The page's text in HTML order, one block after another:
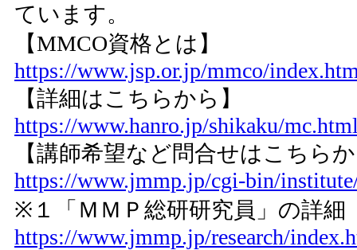
ています。
【MMCO資格とは】
https://www.jsp.or.jp/mmco/
【詳細はこちらから】
https://www.hanro.jp/shikaku/
【講師希望など問合せはこちら
https://www.jmmp.jp/cgi-bin/
※１「ＭＭＰ総研研究員」の詳細
https://www.jmmp.jp/research/